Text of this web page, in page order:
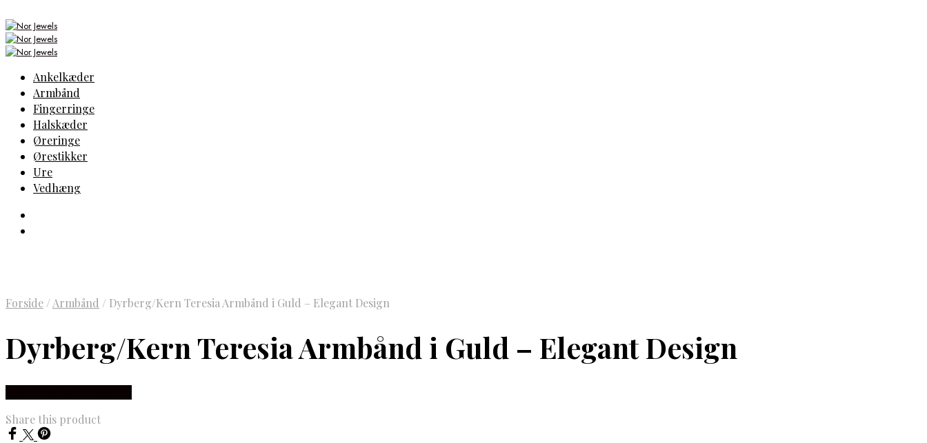
Ankelkæder
Armbånd
Fingerringe
Halskæder
Øreringe
Ørestikker
Ure
Vedhæng
Forside / Armbånd / Dyrberg/Kern Teresia Armbånd i Guld – Elegant Design
Dyrberg/Kern Teresia Armbånd i Guld – Elegant Design
Share this product